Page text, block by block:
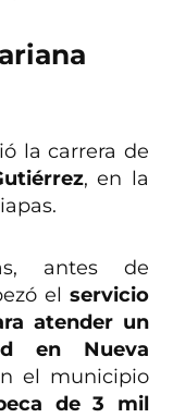
la carrera de
, en la
antes de
el servicio
atender un
en Nueva
el municipio
de 3 mil